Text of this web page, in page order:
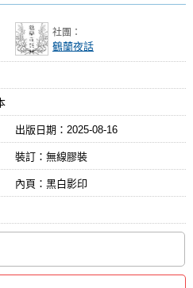
社團：
鶴蘭夜話
出版日期： 2025-08-16
裝訂：無線膠裝
內頁：黑白影印